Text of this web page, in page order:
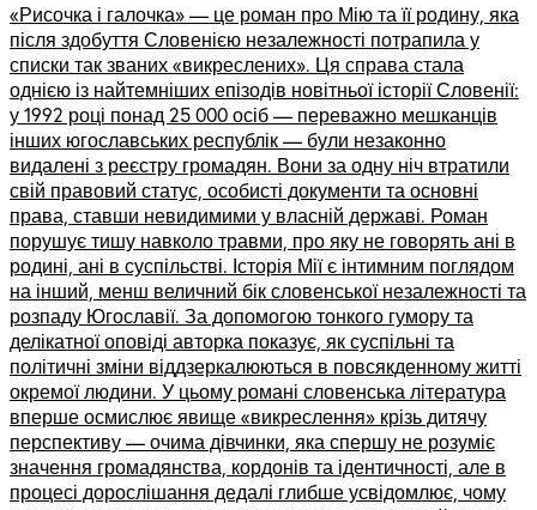
«Рисочка і галочка» — це роман про Мію та її родину, яка
після здобуття Словенією незалежності потрапила у
списки так званих «викреслених». Ця справа стала
однією із найтемніших епізодів новітньої історії Словенії:
у 1992 році понад 25 000 осіб — переважно мешканців
інших югославських республік — були незаконно
видалені з реєстру громадян. Вони за одну ніч втратили
свій правовий статус, особисті документи та основні
права, ставши невидимими у власній державі. Роман
порушує тишу навколо травми, про яку не говорять ані в
родині, ані в суспільстві. Історія Мії є інтимним поглядом
на інший, менш величний бік словенської незалежності та
розпаду Югославії. За допомогою тонкого гумору та
делікатної оповіді авторка показує, як суспільні та
політичні зміни віддзеркалюються в повсякденному житті
окремої людини. У цьому романі словенська література
вперше осмислює явище «викреслення» крізь дитячу
перспективу — очима дівчинки, яка спершу не розуміє
значення громадянства, кордонів та ідентичності, але в
процесі дорослішання дедалі глибше усвідомлює, чому